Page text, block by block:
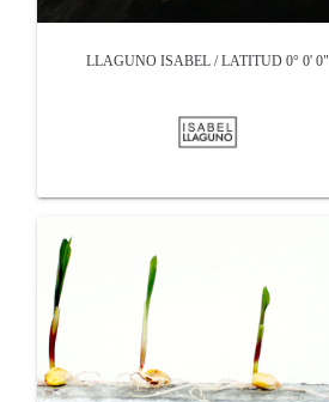
LLAGUNO ISABEL / LATITUD 0° 0' 0"